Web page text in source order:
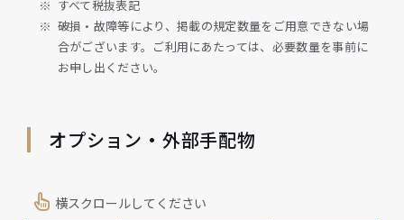
すべて税抜表記
破損・故障等により、掲載の規定数量をご用意できない場
合がございます。ご利用にあたっては、必要数量を事前に
お申し出ください。
オプション・外部手配物
横スクロールしてください